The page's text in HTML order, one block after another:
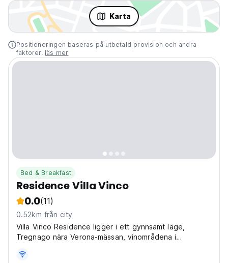
Karta
Positioneringen baseras på utbetald provision och andra
faktorer. läs mer
Bed & Breakfast
Residence Villa Vinco
0.0(11)
0.52km från city
Villa Vinco Residence ligger i ett gynnsamt läge,
Tregnago nära Verona-mässan, vinområdena i